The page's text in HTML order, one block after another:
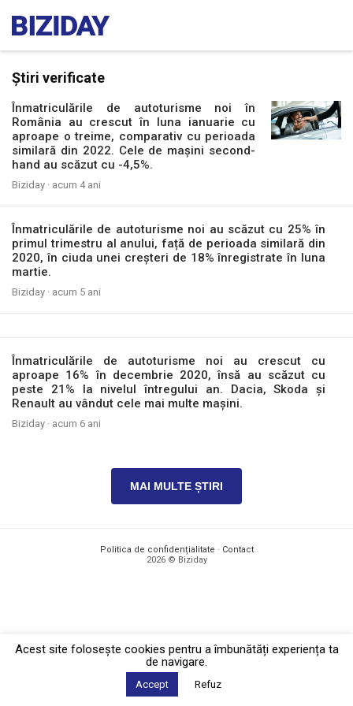
Știri verificate
Înmatriculările de autoturisme noi în
România au crescut în luna ianuarie cu
aproape o treime, comparativ cu perioada
similară din 2022. Cele de mașini second-
hand au scăzut cu -4,5%.
Biziday · acum 4 ani
Înmatriculările de autoturisme noi au scăzut cu 25% în
primul trimestru al anului, față de perioada similară din
2020, în ciuda unei creșteri de 18% înregistrate în luna
martie.
Biziday · acum 5 ani
Înmatriculările de autoturisme noi au crescut cu
aproape 16% în decembrie 2020, însă au scăzut cu
peste 21% la nivelul întregului an. Dacia, Skoda și
Renault au vândut cele mai multe mașini.
Biziday · acum 6 ani
MAI MULTE ȘTIRI
Politica de confidențialitate · Contact
2026 © Biziday
Acest site foloseşte cookies pentru a îmbunătăți experiența ta
de navigare.
Accept Refuz